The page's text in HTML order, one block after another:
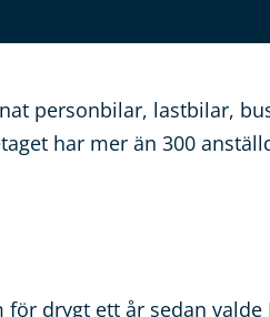
personbilar, lastbilar,
har mer än 300
drygt ett år sedan valde